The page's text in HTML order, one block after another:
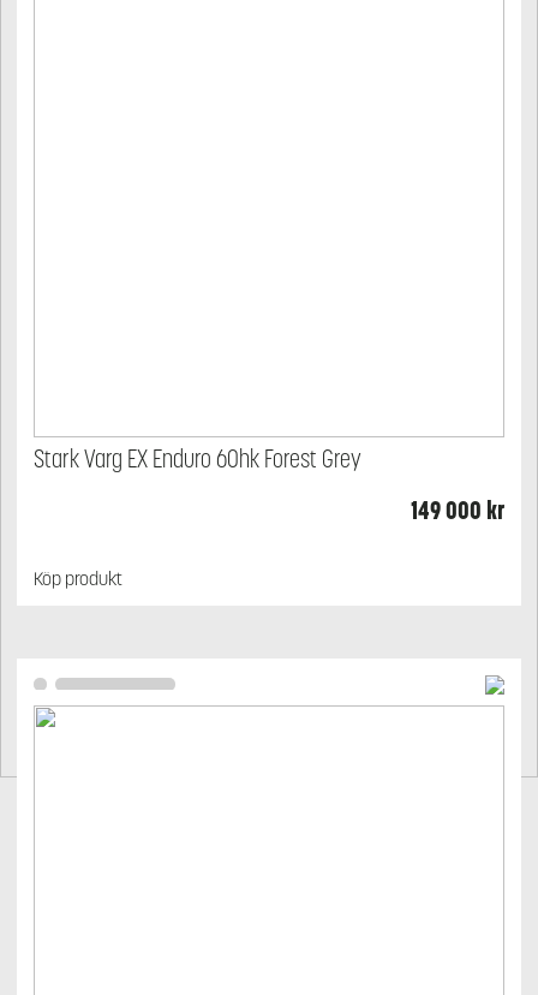
Stark Varg EX Enduro 60hk Forest Grey
149 000 kr
Köp produkt